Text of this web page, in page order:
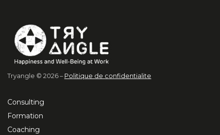
Tryangle © 2026 – Politique de confidentialite
Consulting
Formation
Coaching